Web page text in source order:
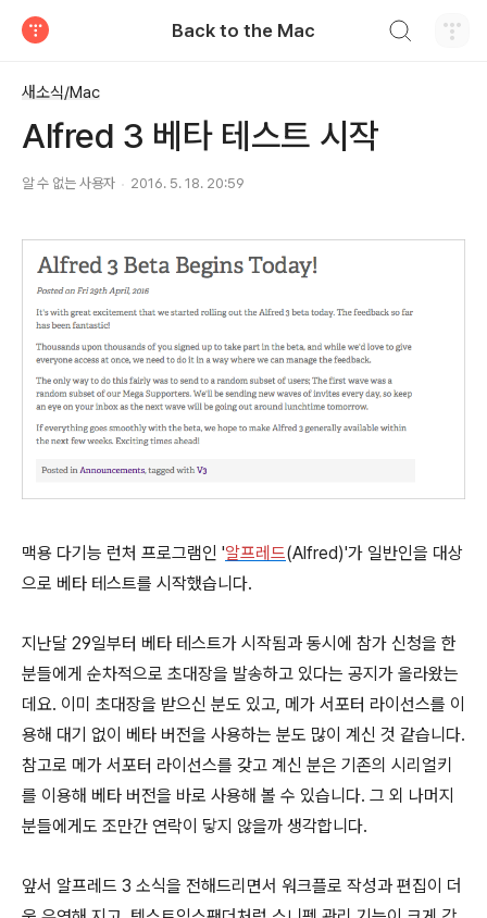
Back to the Mac
새소식/Mac
Alfred 3 베타 테스트 시작
알 수 없는 사용자 2016. 5. 18. 20:59
맥용 다기능 런처 프로그램인 '알프레드(Alfred)'가 일반인을 대상
으로 베타 테스트를 시작했습니다.
지난달 29일부터 베타 테스트가 시작됨과 동시에 참가 신청을 한
분들에게 순차적으로 초대장을 발송하고 있다는 공지가 올라왔는
데요. 이미 초대장을 받으신 분도 있고, 메가 서포터 라이선스를 이
용해 대기 없이 베타 버전을 사용하는 분도 많이 계신 것 같습니다.
참고로 메가 서포터 라이선스를 갖고 계신 분은 기존의 시리얼키
를 이용해 베타 버전을 바로 사용해 볼 수 있습니다. 그 외 나머지
분들에게도 조만간 연락이 닿지 않을까 생각합니다.
앞서 알프레드 3 소식을 전해드리면서 워크플로 작성과 편집이 더